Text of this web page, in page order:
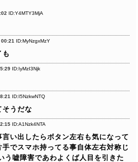
ID:Y4MTY3MjA
ID:MyNzgxMzY
も
ID:IyMzI3Njk
ID:I5NzkwNTQ
そうだな
ID:A1Nzk4NTA
い出したらボタン左右も気になって
でスマホ持ってる事自体左右対称じ
う嘘障害であわよくば人目を引きた